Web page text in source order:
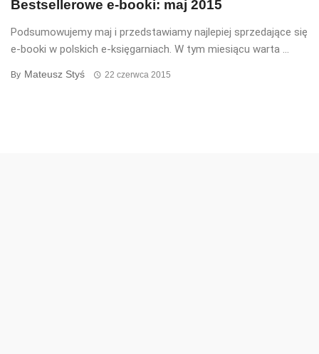
Bestsellerowe e-booki: maj 2015
Podsumowujemy maj i przedstawiamy najlepiej sprzedające się
e-booki w polskich e-księgarniach. W tym miesiącu warta ...
By Mateusz Styś 22 czerwca 2015